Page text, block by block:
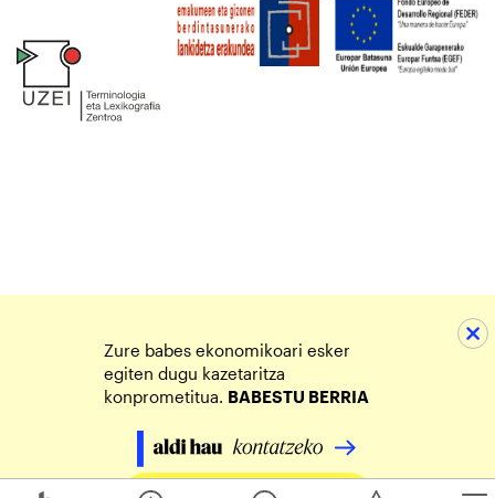
Zure babes ekonomikoari esker
egiten dugu kazetaritza
konprometitua. BABESTU BERRIA